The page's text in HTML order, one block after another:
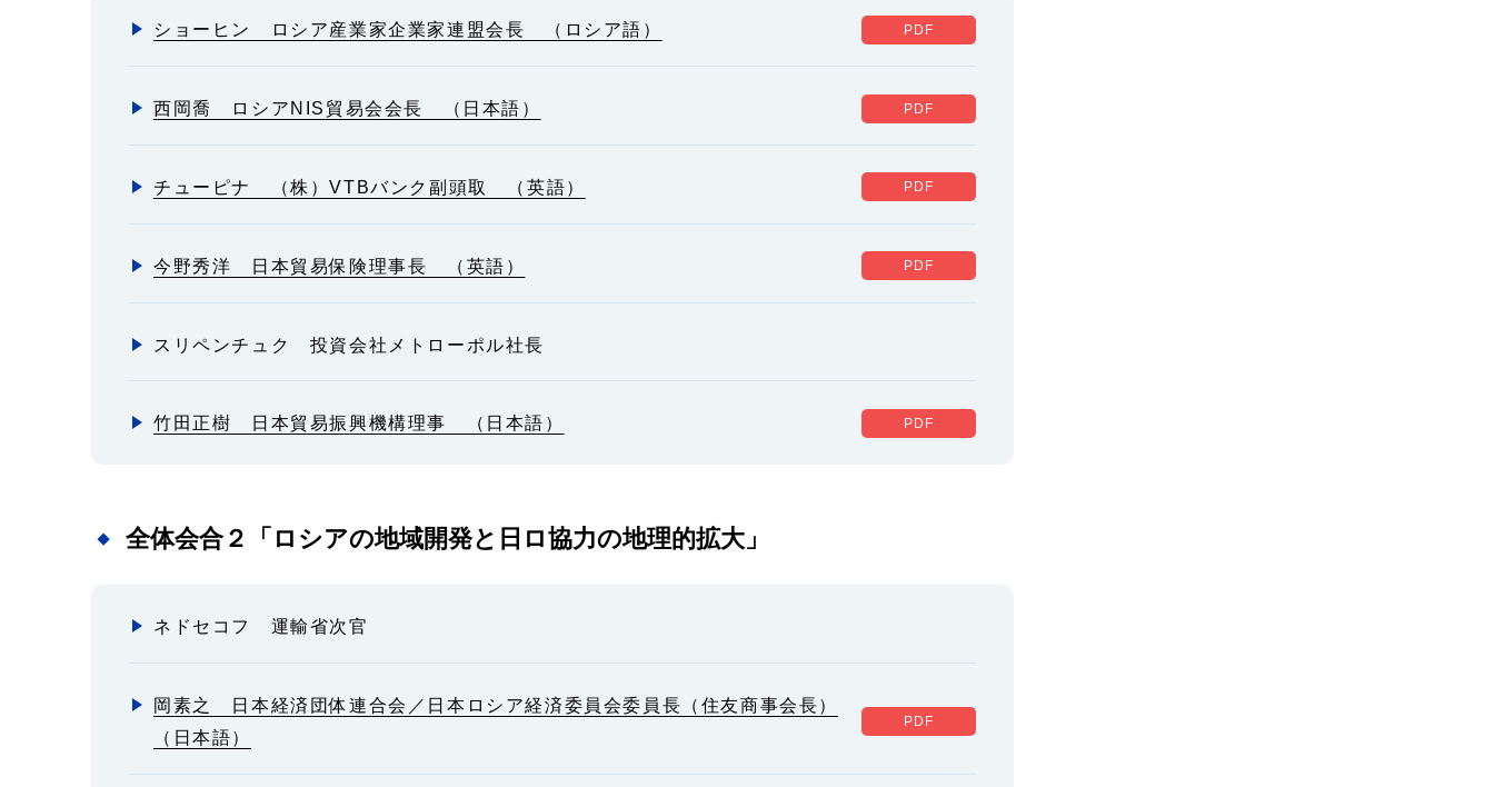
ショーヒン ロシア産業家企業家連盟会長 （ロシア語）
西岡喬 ロシアNIS貿易会会長 （日本語）
チューピナ （株）VTBバンク副頭取 （英語）
今野秀洋 日本貿易保険理事長 （英語）
スリペンチュク 投資会社メトローポル社長
竹田正樹 日本貿易振興機構理事 （日本語）
全体会合２「ロシアの地域開発と日ロ協力の地理的拡大」
ネドセコフ 運輸省次官
岡素之 日本経済団体連合会／日本ロシア経済委員会委員長（住友商事会長）
（日本語）